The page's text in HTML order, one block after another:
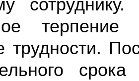
терпение
трудности.